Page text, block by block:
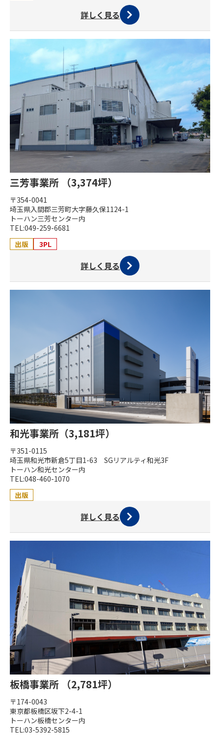
詳しく見る
三芳事業所 （3,374坪）
〒354-0041
埼玉県入間郡三芳町大字藤久保1124-1
トーハン三芳センター内
TEL:049-259-6681
出版
3PL
詳しく見る
和光事業所（3,181坪）
〒351-0115
埼玉県和光市新倉5丁目1-63 SGリアルティ和光3F
トーハン和光センター内
TEL:048-460-1070
出版
詳しく見る
板橋事業所 （2,781坪）
〒174-0043
東京都板橋区坂下2-4-1
トーハン板橋センター内
TEL:03-5392-5815